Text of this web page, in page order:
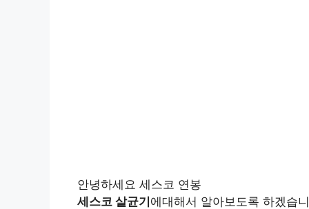
안녕하세요 세스코 연봉
세스코 살균기 에대해서 알아보도록 하겠습